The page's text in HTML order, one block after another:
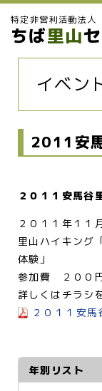
特定非営利活動法人
ちば里山
イベン
2011安
２０１１安馬谷
２０１１年１１
里山ハイキング
体験」
参加費 ２００
詳しくはチラシ
２０１１安
年別リスト